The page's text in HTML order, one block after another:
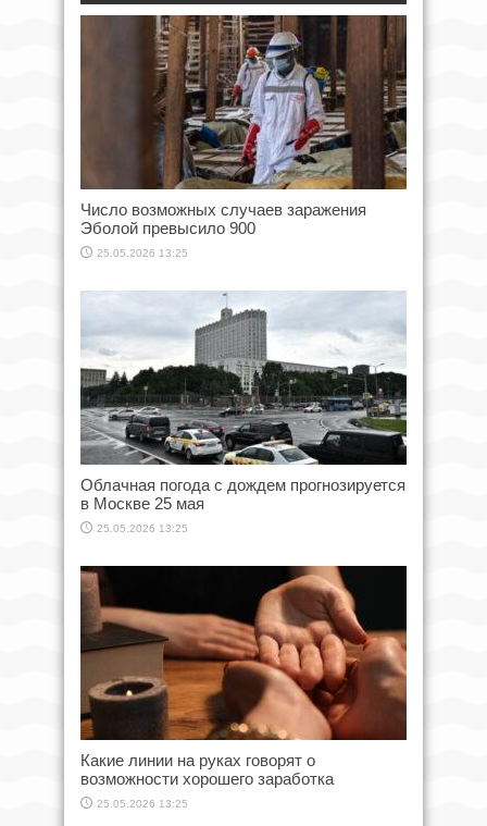
Число возможных случаев заражения
Эболой превысило 900
25.05.2026 13:25
Облачная погода с дождем прогнозируется
в Москве 25 мая
25.05.2026 13:25
Какие линии на руках говорят о
возможности хорошего заработка
25.05.2026 13:25